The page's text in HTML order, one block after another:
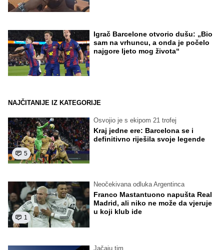
Igrač Barcelone otvorio dušu: „Bio
sam na vrhuncu, a onda je počelo
najgore ljeto mog života“
NAJČITANIJE IZ KATEGORIJE
5
Osvojio je s ekipom 21 trofej
Kraj jedne ere: Barcelona se i
definitivno riješila svoje legende
1
Neočekivana odluka Argentinca
Franco Mastantuono napušta Real
Madrid, ali niko ne može da vjeruje
u koji klub ide
Jačaju tim